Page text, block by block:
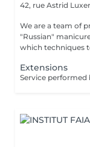
42, rue Astrid
We are a team of
"Russian" manicure,
which techniques
Extensions